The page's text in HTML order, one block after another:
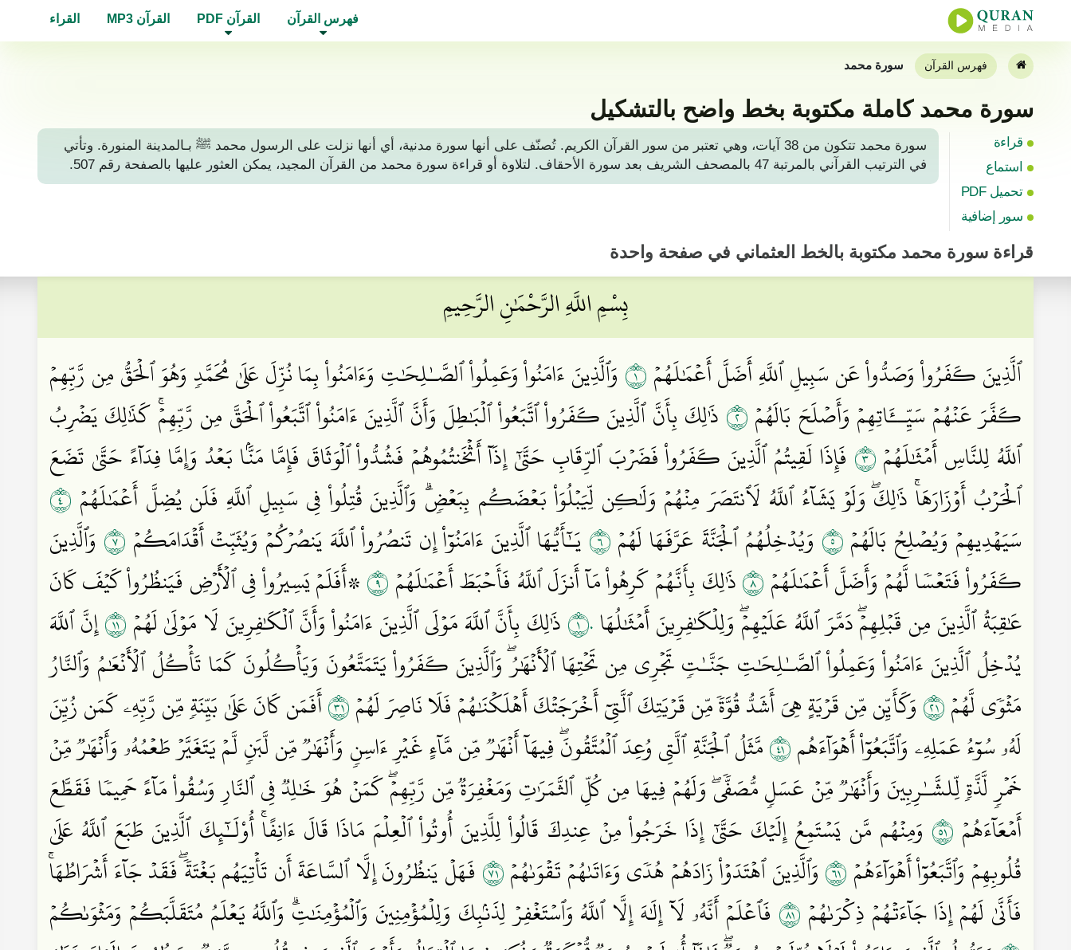
فهرس القرآن القرآن PDF القرآن MP3 القراء
فهرس القرآن سورة محمد
سورة محمد كاملة مكتوبة بخط واضح بالتشكيل
قراءة
استماع
تحميل PDF
سور إضافية
سورة محمد تتكون من 38 آيات، وهي تعتبر من سور القرآن الكريم. تُصنّف على أنها سورة مدنية، أي أنها نزلت على الرسول محمد ﷺ بـالمدينة المنورة. وتأتي
في الترتيب القرآني بالمرتبة 47 بالمصحف الشريف بعد سورة الأحقاف. لتلاوة أو قراءة سورة محمد من القرآن المجيد، يمكن العثور عليها بالصفحة رقم 507.
قراءة سورة محمد مكتوبة بالخط العثماني في صفحة واحدة
بِسْمِ اللَّهِ الرَّحْمَٰنِ الرَّحِيمِ
ٱلَّذِينَ كَفَرُواْ وَصَدُّواْ عَن سَبِيلِ ٱللَّهِ أَضَلَّ أَعۡمَٰلَهُمۡ١ وَٱلَّذِينَ ءَامَنُواْ وَعَمِلُواْ ٱلصَّـٰلِحَٰتِ وَءَامَنُواْ بِمَا نُزِّلَ عَلَىٰ مُحَمَّدٖ وَهُوَ ٱلۡحَقُّ مِن رَّبِّهِمۡ
كَفَّرَ عَنۡهُمۡ سَيِّــَٔاتِهِمۡ وَأَصۡلَحَ بَالَهُمۡ٢ ذَٰلِكَ بِأَنَّ ٱلَّذِينَ كَفَرُواْ ٱتَّبَعُواْ ٱلۡبَٰطِلَ وَأَنَّ ٱلَّذِينَ ءَامَنُواْ ٱتَّبَعُواْ ٱلۡحَقَّ مِن رَّبِّهِمۡۚ كَذَٰلِكَ يَضۡرِبُ
ٱللَّهُ لِلنَّاسِ أَمۡثَٰلَهُمۡ٣ فَإِذَا لَقِيتُمُ ٱلَّذِينَ كَفَرُواْ فَضَرۡبَ ٱلرِّقَابِ حَتَّىٰٓ إِذَآ أَثۡخَنتُمُوهُمۡ فَشُدُّواْ ٱلۡوَثَاقَ فَإِمَّا مَنَّۢا بَعۡدُ وَإِمَّا فِدَآءً حَتَّىٰ تَضَعَ
ٱلۡحَرۡبُ أَوۡزَارَهَاۚ ذَٰلِكَۖ وَلَوۡ يَشَآءُ ٱللَّهُ لَٱنتَصَرَ مِنۡهُمۡ وَلَٰكِن لِّيَبۡلُوَاْ بَعۡضَكُم بِبَعۡضٖۗ وَٱلَّذِينَ قُتِلُواْ فِي سَبِيلِ ٱللَّهِ فَلَن يُضِلَّ أَعۡمَٰلَهُمۡ ٤
سَيَهۡدِيهِمۡ وَيُصۡلِحُ بَالَهُمۡ٥ وَيُدۡخِلُهُمُ ٱلۡجَنَّةَ عَرَّفَهَا لَهُمۡ٦ يَـٰٓأَيُّهَا ٱلَّذِينَ ءَامَنُوٓاْ إِن تَنصُرُواْ ٱللَّهَ يَنصُرۡكُمۡ وَيُثَبِّتۡ أَقۡدَامَكُمۡ ٧ وَٱلَّذِينَ
كَفَرُواْ فَتَعۡسٗا لَّهُمۡ وَأَضَلَّ أَعۡمَٰلَهُمۡ٨ذَٰلِكَ بِأَنَّهُمۡ كَرِهُواْ مَآ أَنزَلَ ٱللَّهُ فَأَحۡبَطَ أَعۡمَٰلَهُمۡ٩۞أَفَلَمۡ يَسِيرُواْ فِي ٱلۡأَرۡضِ فَيَنظُرُواْ كَيۡفَ كَانَ
عَٰقِبَةُ ٱلَّذِينَ مِن قَبۡلِهِمۡۖ دَمَّرَ ٱللَّهُ عَلَيۡهِمۡۖ وَلِلۡكَٰفِرِينَ أَمۡثَٰلُهَا١٠ذَٰلِكَ بِأَنَّ ٱللَّهَ مَوۡلَى ٱلَّذِينَ ءَامَنُواْ وَأَنَّ ٱلۡكَٰفِرِينَ لَا مَوۡلَىٰ لَهُمۡ١١إِنَّ ٱللَّهَ
يُدۡخِلُ ٱلَّذِينَ ءَامَنُواْ وَعَمِلُواْ ٱلصَّـٰلِحَٰتِ جَنَّـٰتٖ تَجۡرِي مِن تَحۡتِهَا ٱلۡأَنۡهَٰرُۖ وَٱلَّذِينَ كَفَرُواْ يَتَمَتَّعُونَ وَيَأۡكُلُونَ كَمَا تَأۡكُلُ ٱلۡأَنۡعَٰمُ وَٱلنَّارُ
مَثۡوٗى لَّهُمۡ١٢وَكَأَيِّن مِّن قَرۡيَةٍ هِيَ أَشَدُّ قُوَّةٗ مِّن قَرۡيَتِكَ ٱلَّتِيٓ أَخۡرَجَتۡكَ أَهۡلَكۡنَٰهُمۡ فَلَا نَاصِرَ لَهُمۡ١٣أَفَمَن كَانَ عَلَىٰ بَيِّنَةٖ مِّن رَّبِّهِۦ كَمَن زُيِّنَ
لَهُۥ سُوٓءُ عَمَلِهِۦ وَٱتَّبَعُوٓاْ أَهۡوَآءَهُم١٤مَّثَلُ ٱلۡجَنَّةِ ٱلَّتِي وُعِدَ ٱلۡمُتَّقُونَۖ فِيهَآ أَنۡهَٰرٞ مِّن مَّآءٍ غَيۡرِ ءَاسِنٖ وَأَنۡهَٰرٞ مِّن لَّبَنٖ لَّمۡ يَتَغَيَّرۡ طَعۡمُهُۥ وَأَنۡهَٰرٞ مِّنۡ
خَمۡرٖ لَّذَّةٖ لِّلشَّـٰرِبِينَ وَأَنۡهَٰرٞ مِّنۡ عَسَلٖ مُّصَفّٗىۖ وَلَهُمۡ فِيهَا مِن كُلِّ ٱلثَّمَرَٰتِ وَمَغۡفِرَةٞ مِّن رَّبِّهِمۡۖ كَمَنۡ هُوَ خَٰلِدٞ فِي ٱلنَّارِ وَسُقُواْ مَآءً حَمِيمٗا فَقَطَّعَ
أَمۡعَآءَهُمۡ ١٥ وَمِنۡهُم مَّن يَسۡتَمِعُ إِلَيۡكَ حَتَّىٰٓ إِذَا خَرَجُواْ مِنۡ عِندِكَ قَالُواْ لِلَّذِينَ أُوتُواْ ٱلۡعِلۡمَ مَاذَا قَالَ ءَانِفًاۚ أُوْلَـٰٓئِكَ ٱلَّذِينَ طَبَعَ ٱللَّهُ عَلَىٰ
قُلُوبِهِمۡ وَٱتَّبَعُوٓاْ أَهۡوَآءَهُمۡ١٦وَٱلَّذِينَ ٱهۡتَدَوۡاْ زَادَهُمۡ هُدٗى وَءَاتَىٰهُمۡ تَقۡوَىٰهُمۡ١٧فَهَلۡ يَنظُرُونَ إِلَّا ٱلسَّاعَةَ أَن تَأۡتِيَهُم بَغۡتَةٗۖ فَقَدۡ جَآءَ أَشۡرَاطُهَاۚ
فَأَنَّىٰ لَهُمۡ إِذَا جَآءَتۡهُمۡ ذِكۡرَىٰهُمۡ ١٨ فَٱعۡلَمۡ أَنَّهُۥ لَآ إِلَٰهَ إِلَّا ٱللَّهُ وَٱسۡتَغۡفِرۡ لِذَنۢبِكَ وَلِلۡمُؤۡمِنِينَ وَٱلۡمُؤۡمِنَٰتِۗ وَٱللَّهُ يَعۡلَمُ مُتَقَلَّبَكُمۡ وَمَثۡوَىٰكُمۡ